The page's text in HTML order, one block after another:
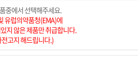
중에서 선택해주세요.
유럽의약품청(EMA)에
지 않은 제품만 취급합니다.
고지 해드립니다.)